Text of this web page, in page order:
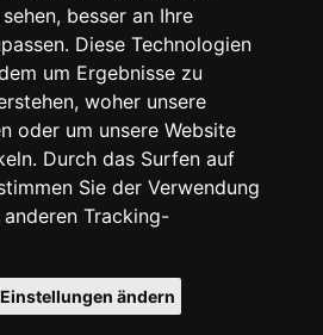
besser an Ihre
Diese Technologien
um Ergebnisse zu
woher unsere
oder um unsere Website
Durch das Surfen auf
Sie der Verwendung
Tracking-
Einstellungen ändern